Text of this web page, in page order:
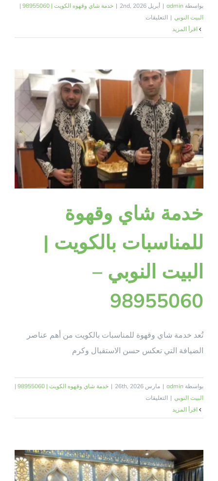
بواسطة admin
| أبريل 2nd, 2026 |
خدمة شاي وقهوه الكويت | 98955060 |
البيت النوبي | التعليقات
شاي
للمناسبات
والأفراح
|
البيت
النوبي
–
98955060
مغلقة
خدمة شاي وقهوة
للمناسبات بالكويت |
البيت النوبي –
98955060
تُعد خدمة شاي وقهوة للمناسبات بالكويت من أهم عناصر
الضيافة التي تعكس حسن الاستقبال وكرم
بواسطة admin
| مارس 26th, 2026 |
خدمة شاي وقهوه الكويت | 98955060 |
البيت النوبي | التعليقات
شاي
بالكويت
|
البيت